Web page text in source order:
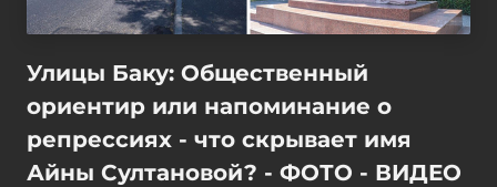
Улицы Баку: Общественный
ориентир или напоминание о
репрессиях - что скрывает имя
Айны Султановой? - ФОТО - ВИДЕО